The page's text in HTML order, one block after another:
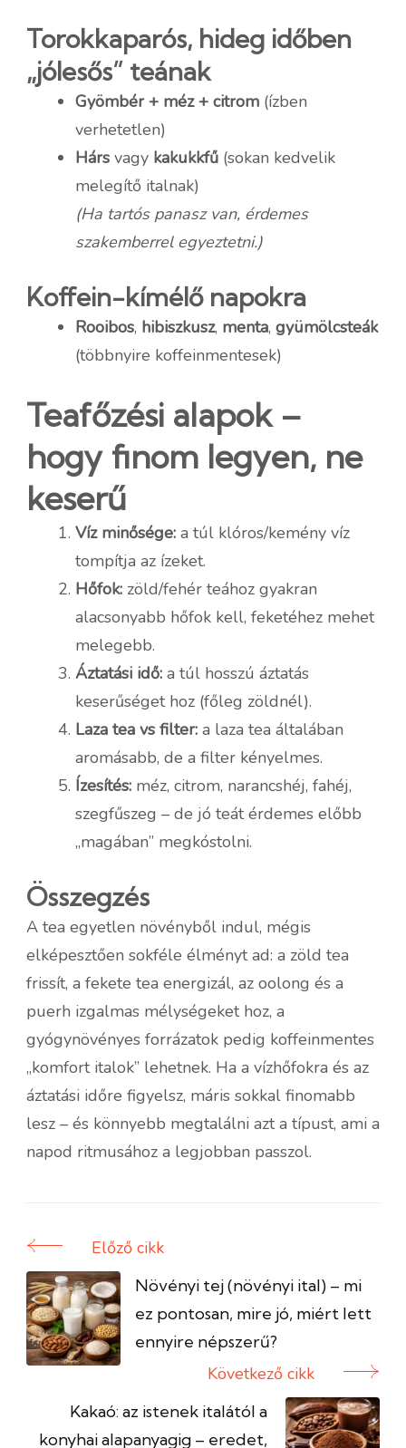
Torokkaparós, hideg időben
„jólesős” teának
Gyömbér + méz + citrom (ízben
verhetetlen)
Hárs vagy kakukkfű (sokan kedvelik
melegítő italnak)
(Ha tartós panasz van, érdemes
szakemberrel egyeztetni.)
Koffein-kímélő napokra
Rooibos, hibiszkusz, menta, gyümölcsteák
(többnyire koffeinmentesek)
Teafőzési alapok –
hogy finom legyen, ne
keserű
Víz minősége: a túl klóros/kemény víz
tompítja az ízeket.
Hőfok: zöld/fehér teához gyakran
alacsonyabb hőfok kell, feketéhez mehet
melegebb.
Áztatási idő: a túl hosszú áztatás
keserűséget hoz (főleg zöldnél).
Laza tea vs filter: a laza tea általában
aromásabb, de a filter kényelmes.
Ízesítés: méz, citrom, narancshéj, fahéj,
szegfűszeg – de jó teát érdemes előbb
„magában” megkóstolni.
Összegzés
A tea egyetlen növényből indul, mégis
elképesztően sokféle élményt ad: a zöld tea
frissít, a fekete tea energizál, az oolong és a
puerh izgalmas mélységeket hoz, a
gyógynövényes forrázatok pedig koffeinmentes
„komfort italok” lehetnek. Ha a vízhőfokra és az
áztatási időre figyelsz, máris sokkal finomabb
lesz – és könnyebb megtalálni azt a típust, ami a
napod ritmusához a legjobban passzol.
Bejegyzés
navigáció
Előző cikk
Növényi tej (növényi ital) – mi
ez pontosan, mire jó, miért lett
ennyire népszerű?
Következő cikk
Kakaó: az istenek italától a
konyhai alapanyagig – eredet,